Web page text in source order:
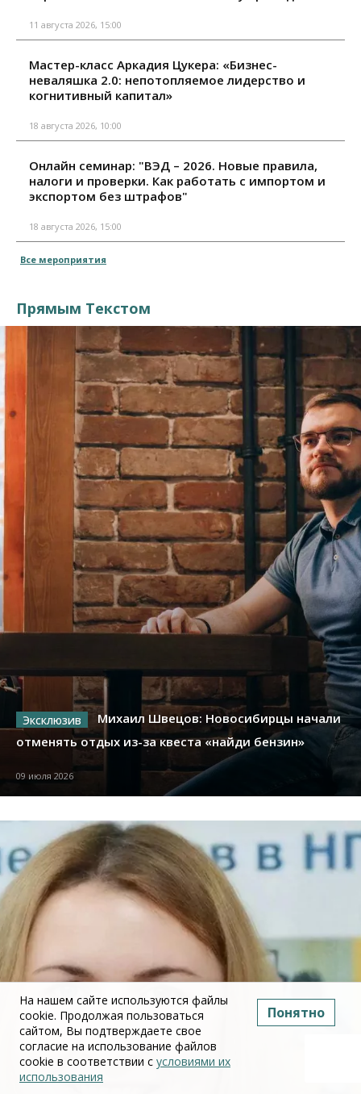
11 августа 2026, 15:00
Мастер-класс Аркадия Цукера: «Бизнес-
неваляшка 2.0: непотопляемое лидерство и
когнитивный капитал»
18 августа 2026, 10:00
Онлайн семинар: "ВЭД – 2026. Новые правила,
налоги и проверки. Как работать с импортом и
экспортом без штрафов"
18 августа 2026, 15:00
Все мероприятия
Прямым Текстом
Михаил Швецов: Новосибирцы начали
отменять отдых из-за квеста «найди бензин»
09 июля 2026
На нашем сайте используются файлы
cookie. Продолжая пользоваться
сайтом, Вы подтверждаете свое
согласие на использование файлов
cookie в соответствии с условиями их
использования
Понятно